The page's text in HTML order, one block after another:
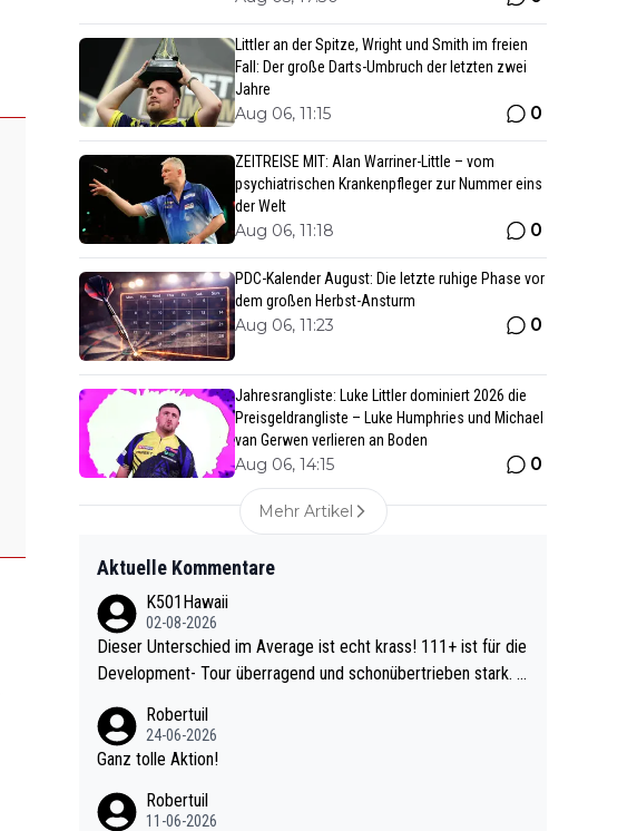
Littler an der Spitze, Wright und Smith im freien
Fall: Der große Darts-Umbruch der letzten zwei
Jahre
Aug 06, 11:15 0
ZEITREISE MIT: Alan Warriner-Little – vom
psychiatrischen Krankenpfleger zur Nummer eins
der Welt
Aug 06, 11:18 0
PDC-Kalender August: Die letzte ruhige Phase vor
dem großen Herbst-Ansturm
Aug 06, 11:23 0
Jahresrangliste: Luke Littler dominiert 2026 die
Preisgeldrangliste – Luke Humphries und Michael
van Gerwen verlieren an Boden
Aug 06, 14:15 0
Mehr Artikel
Aktuelle Kommentare
K501Hawaii
02-08-2026
Dieser Unterschied im Average ist echt krass! 111+ ist für die
Development- Tour überragend und schonübertrieben stark. U
e mal 40+ erst recht. Da gewinnst keinen Blumentopf - ist ja n
och krasser wie ein Pokalspiel eines Kreisligisten vs einem Bu
Robertuil
24-06-2026
Ganz tolle Aktion!
Robertuil
11-06-2026